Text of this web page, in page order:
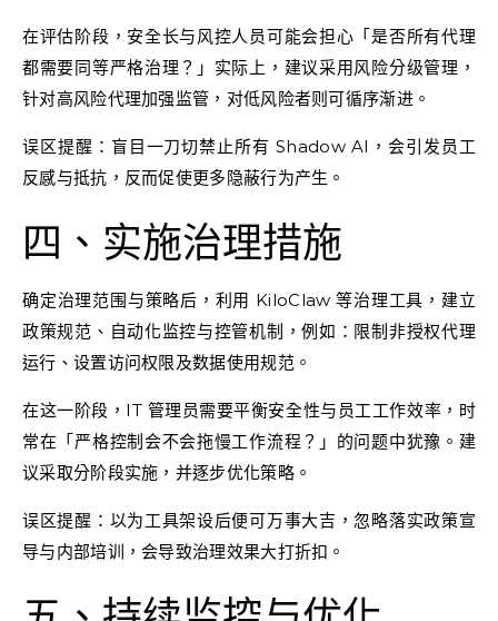
在评估阶段，安全长与风控人员可能会担心「是否所有代理
都需要同等严格治理？」实际上，建议采用风险分级管理，
针对高风险代理加强监管，对低风险者则可循序渐进。
误区提醒：盲目一刀切禁止所有 Shadow AI，会引发员工
反感与抵抗，反而促使更多隐蔽行为产生。
四、实施治理措施
确定治理范围与策略后，利用 KiloClaw 等治理工具，建立
政策规范、自动化监控与控管机制，例如：限制非授权代理
运行、设置访问权限及数据使用规范。
在这一阶段，IT 管理员需要平衡安全性与员工工作效率，时
常在「严格控制会不会拖慢工作流程？」的问题中犹豫。建
议采取分阶段实施，并逐步优化策略。
误区提醒：以为工具架设后便可万事大吉，忽略落实政策宣
导与内部培训，会导致治理效果大打折扣。